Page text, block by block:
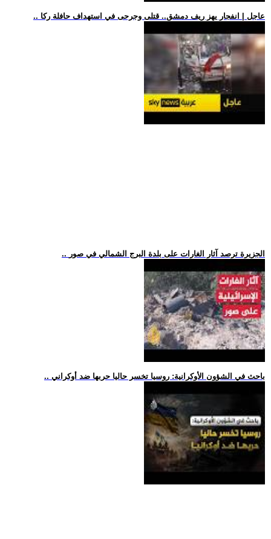
.. عاجل | انفجار يهز ريف دمشق.. قتلى وجرحى في استهداف حافلة ركا
.. الجزيرة ترصد آثار الغارات على بلدة البرج الشمالي في صور
.. باحث في الشؤون الأوكرانية: روسيا تخسر حاليا حربها ضد أوكراني